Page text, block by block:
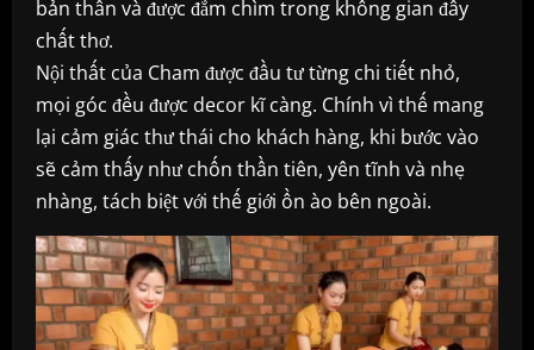
bản thân và được đắm chìm trong không gian đầy
chất thơ.
Nội thất của Cham được đầu tư từng chi tiết nhỏ,
mọi góc đều được decor kĩ càng. Chính vì thế mang
lại cảm giác thư thái cho khách hàng, khi bước vào
sẽ cảm thấy như chốn thần tiên, yên tĩnh và nhẹ
nhàng, tách biệt với thế giới ồn ào bên ngoài.